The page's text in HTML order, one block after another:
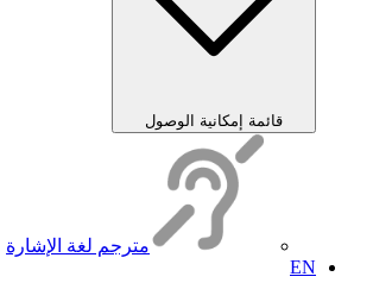
قائمة إمكانية الوصول
مترجم لغة الإشارة
EN